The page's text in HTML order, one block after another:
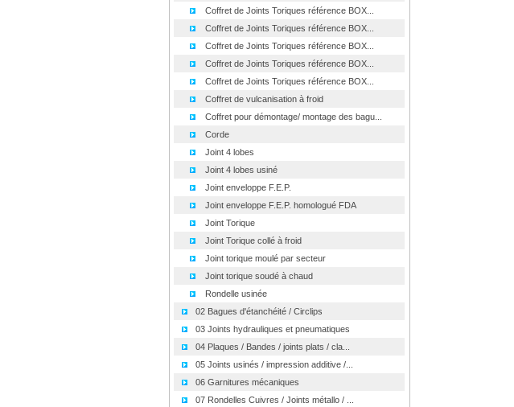
Coffret de Joints Toriques référence BOX...
Coffret de Joints Toriques référence BOX...
Coffret de Joints Toriques référence BOX...
Coffret de Joints Toriques référence BOX...
Coffret de Joints Toriques référence BOX...
Coffret de vulcanisation à froid
Coffret pour démontage/ montage des bagu...
Corde
Joint 4 lobes
Joint 4 lobes usiné
Joint enveloppe F.E.P.
Joint enveloppe F.E.P. homologué FDA
Joint Torique
Joint Torique collé à froid
Joint torique moulé par secteur
Joint torique soudé à chaud
Rondelle usinée
02 Bagues d'étanchéité / Circlips
03 Joints hydrauliques et pneumatiques
04 Plaques / Bandes / joints plats / cla...
05 Joints usinés / impression additive /...
06 Garnitures mécaniques
07 Rondelles Cuivres / Joints métallo / ...